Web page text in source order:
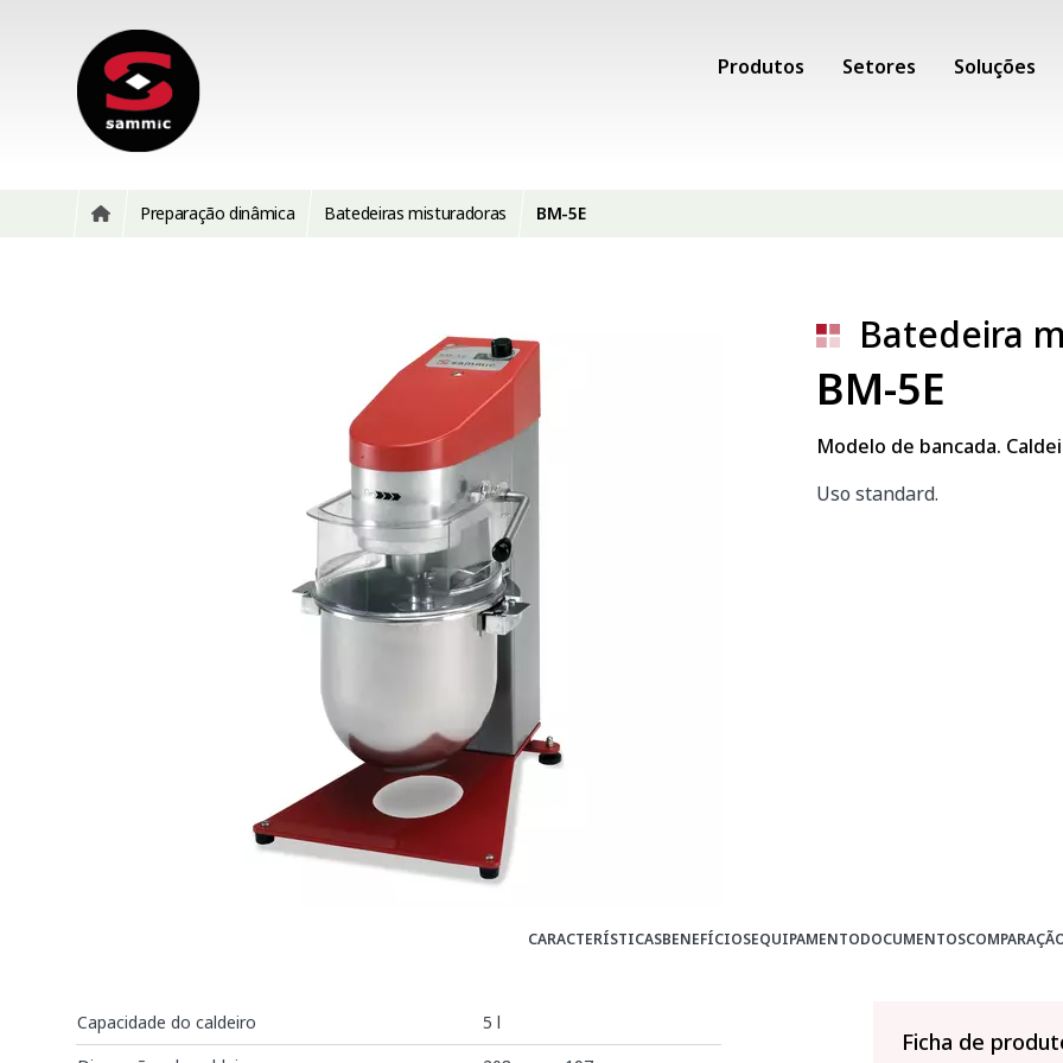
Produtos Setores Soluções
Preparação dinâmica Batedeiras misturadoras BM-5E
Batedeira
BM-5E
Modelo de bancada.
Uso standard.
CARACTERÍSTICASBENEFÍCIOSEQUIPAMENTODOCUMENTOS
Capacidade do caldeiro
5 l
Ficha de